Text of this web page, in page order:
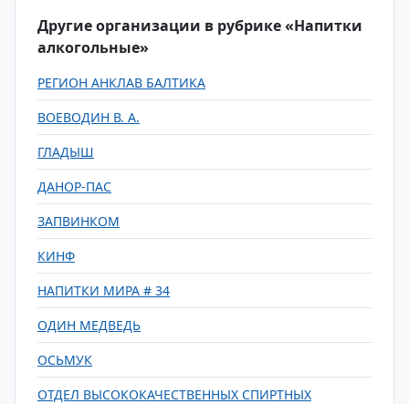
Другие организации в рубрике «Напитки
алкогольные»
РЕГИОН АНКЛАВ БАЛТИКА
ВОЕВОДИН В. А.
ГЛАДЫШ
ДАНОР-ПАС
ЗАПВИНКОМ
КИНФ
НАПИТКИ МИРА # 34
ОДИН МЕДВЕДЬ
ОСЬМУК
ОТДЕЛ ВЫСОКОКАЧЕСТВЕННЫХ СПИРТНЫХ